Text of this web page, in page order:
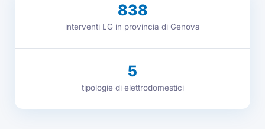
838
interventi LG in provincia di Genova
5
tipologie di elettrodomestici